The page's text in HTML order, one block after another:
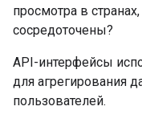
просмотра в
сосредоточены?
API-интерфейсы
для агрегирования
пользователей.